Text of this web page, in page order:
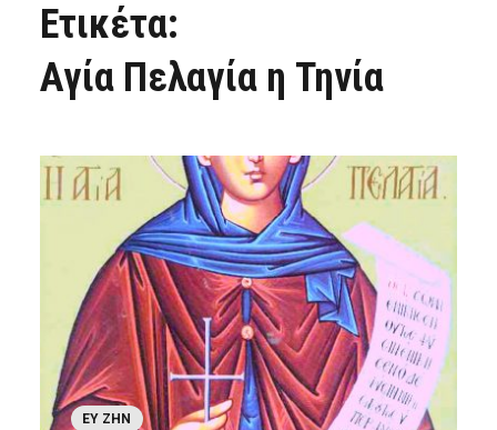
Ετικέτα:
Αγία Πελαγία η Τηνία
ΕΥ ΖΗΝ